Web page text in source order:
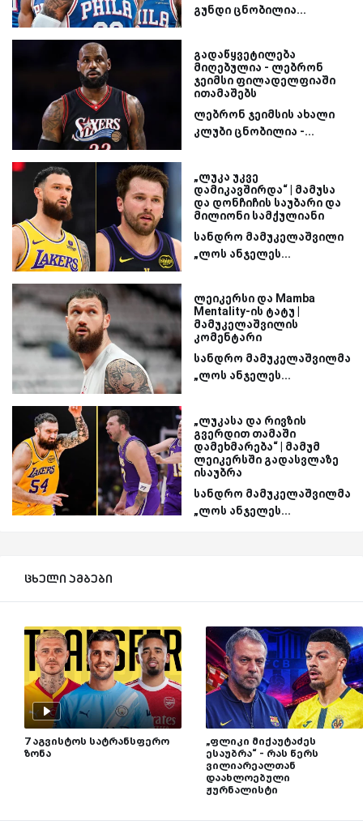
გუნდი ცნობილია...
გადაწყვეტილება
მიღებულია - ლებრონ
ჯეიმსი ფილადელფიაში
ითამაშებს
ლებრონ ჯეიმსის ახალი
კლუბი ცნობილია -...
„ლუკა უკვე
დამიკავშირდა“ | მამუსა
და დონჩიჩის საუბარი და
მილიონი სამქულიანი
სანდრო მამუკელაშვილი
„ლოს ანჯელეს...
ლეიკერსი და Mamba
Mentality-ის ტატუ |
მამუკელაშვილის
კომენტარი
სანდრო მამუკელაშვილმა
„ლოს ანჯელეს...
„ლუკასა და რივზის
გვერდით თამაში
დამეხმარება“ | მამუმ
ლეიკერსში გადასვლაზე
ისაუბრა
სანდრო მამუკელაშვილმა
„ლოს ანჯელეს...
ცხელი ამბები
7 აგვისტოს სატრანსფერო
ზონა
„ფლიკი მიქაუტაძეს
ესაუბრა“ - რას წერს
ვილიარეალთან
დაახლოებული
ჟურნალისტი